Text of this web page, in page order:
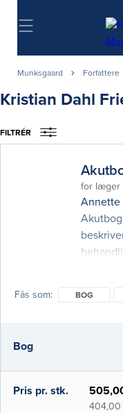
Søg
Munksgaard Forfattere
Kristian Dahl
FILTRÉR
for læger
Annette
klar
primæ
Fås som BOG
Bog
i-bog
Pris pr. stk.
404,00